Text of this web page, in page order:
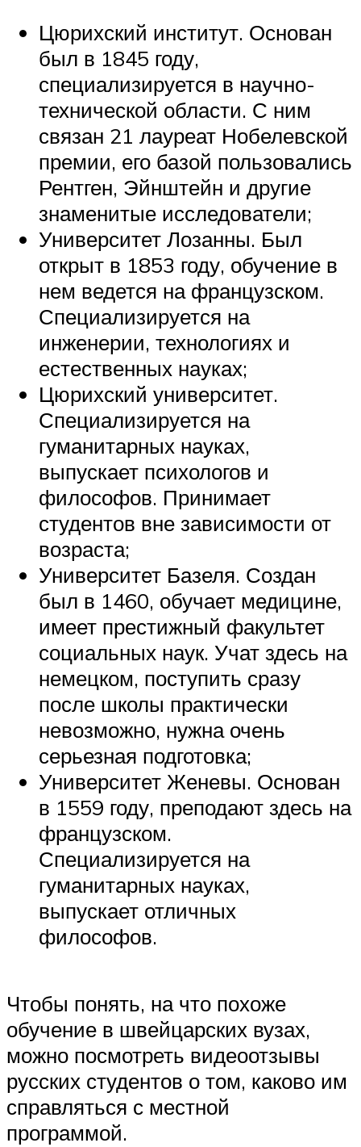
Цюрихский институт. Основан
был в 1845 году,
специализируется в научно-
технической области. С ним
связан 21 лауреат Нобелевской
премии, его базой пользовались
Рентген, Эйнштейн и другие
знаменитые исследователи;
Университет Лозанны. Был
открыт в 1853 году, обучение в
нем ведется на французском.
Специализируется на
инженерии, технологиях и
естественных науках;
Цюрихский университет.
Специализируется на
гуманитарных науках,
выпускает психологов и
философов. Принимает
студентов вне зависимости от
возраста;
Университет Базеля. Создан
был в 1460, обучает медицине,
имеет престижный факультет
социальных наук. Учат здесь на
немецком, поступить сразу
после школы практически
невозможно, нужна очень
серьезная подготовка;
Университет Женевы. Основан
в 1559 году, преподают здесь на
французском.
Специализируется на
гуманитарных науках,
выпускает отличных
философов.
Чтобы понять, на что похоже
обучение в швейцарских вузах,
можно посмотреть видеоотзывы
русских студентов о том, каково им
справляться с местной
программой.